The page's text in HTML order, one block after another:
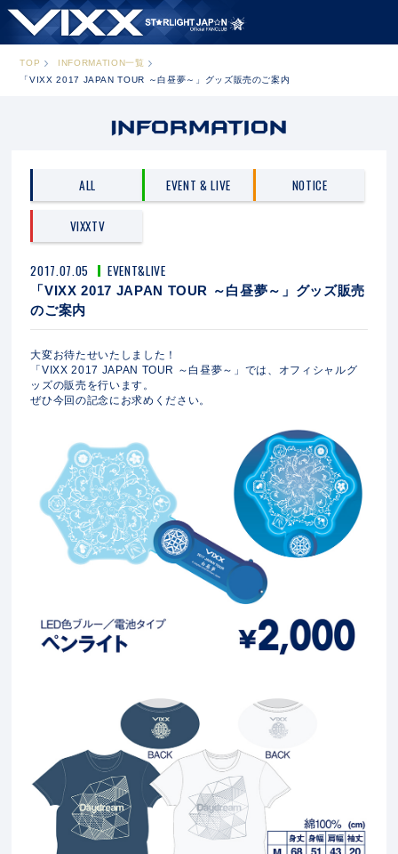
TOP
INFORMATION一覧
「VIXX 2017 JAPAN TOUR ～白昼夢～」グッズ販売のご案内
ALL EVENT & LIVE NOTICE
VIXXTV
2017.07.05 EVENT&LIVE
「VIXX 2017 JAPAN TOUR ～白昼夢～」グッズ販売
のご案内
大変お待たせいたしました！
「VIXX 2017 JAPAN TOUR ～白昼夢～」では、オフィシャルグ
ッズの販売を行います。
ぜひ今回の記念にお求めください。